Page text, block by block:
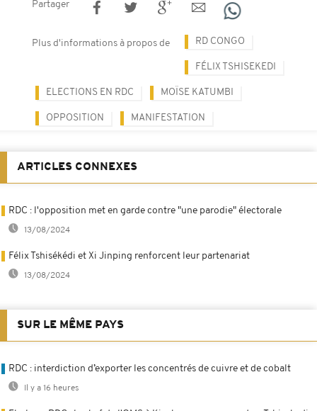
Partager
Plus d'informations à propos de RD CONGO
FÉLIX TSHISEKEDI
ELECTIONS EN RDC MOÏSE KATUMBI
OPPOSITION MANIFESTATION
ARTICLES CONNEXES
RDC : l'opposition met en garde contre "une parodie" électorale
13/08/2024
Félix Tshisékédi et Xi Jinping renforcent leur partenariat
13/08/2024
SUR LE MÊME PAYS
RDC : interdiction d’exporter les concentrés de cuivre et de cobalt
Il y a 16 heures